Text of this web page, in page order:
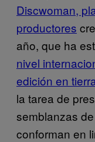
Discwoman,
productores
año, que ha
nivel
edición en
la tarea de
semblanzas
conforman en